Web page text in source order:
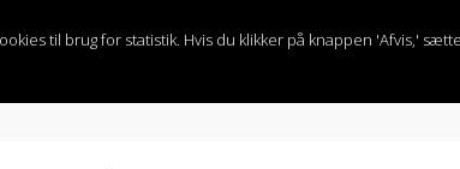
til brug for statistik. Hvis du klikker på knappen 'Afvis,'